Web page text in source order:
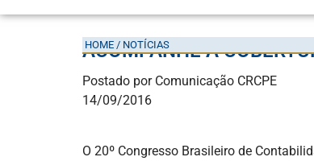
ACOMPANHE A
HOME / NOTÍCIAS
Postado por Comunicação CRCPE
14/09/2016
O 20º Congresso Brasileiro de